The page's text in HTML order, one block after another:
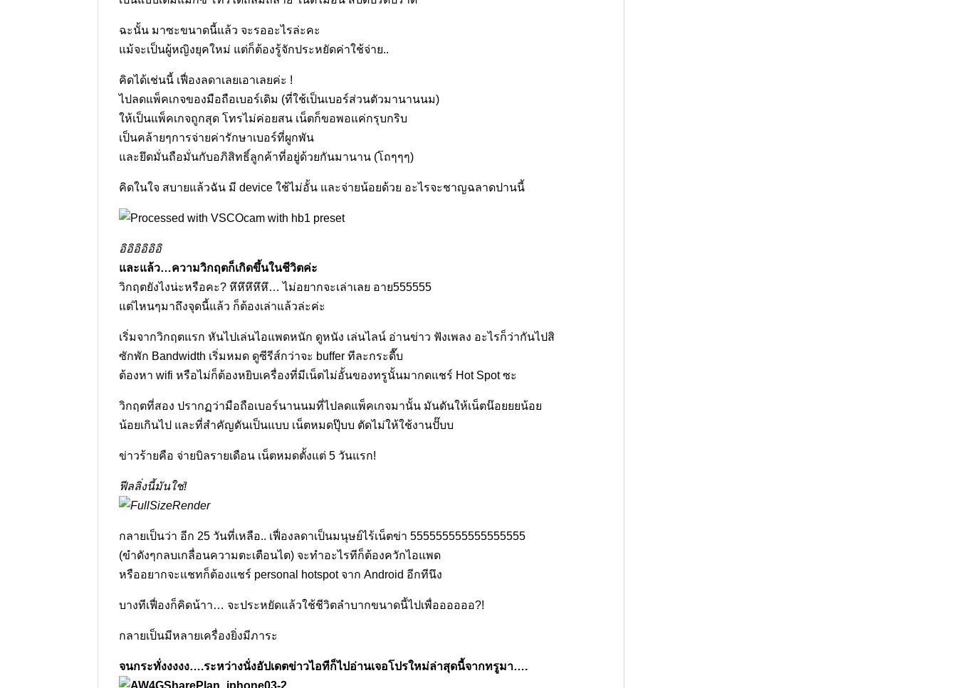
ฉะนั้น มาซะขนาดนี้แล้ว จะรออะไรล่ะคะ
แม้จะเป็นผู้หญิงยุคใหม่ แต่ก็ต้องรู้จักประหยัดค่าใช้จ่าย..
คิดได้เช่นนี้ เฟื่องลดาเลยเอาเลยค่ะ !
ไปลดแพ็คเกจของมือถือเบอร์เดิม (ที่ใช้เป็นเบอร์ส่วนตัวมานานนม)
ให้เป็นแพ็คเกจถูกสุด โทรไม่ค่อยสน เน็ตก็ขอพอแค่กรุบกริบ
เป็นคล้ายๆการจ่ายค่ารักษาเบอร์ที่ผูกพัน
และยึดมั่นถือมั่นกับอภิสิทธิ์ลูกค้าที่อยู่ด้วยกันมานาน (โถๆๆๆ)
คิดในใจ สบายแล้วฉัน มี device ใช้ไม่อั้น และจ่ายน้อยด้วย อะไรจะชาญฉลาดปานนี้
อิอิอิอิอิอิ
และแล้ว…ความวิกฤตก็เกิดขึ้นในชีวิตค่ะ
วิกฤตยังไงน่ะหรือคะ? หึหึหึหึหึ… ไม่อยากจะเล่าเลย อาย555555
แต่ไหนๆมาถึงจุดนี้แล้ว ก็ต้องเล่าแล้วล่ะค่ะ
เริ่มจากวิกฤตแรก หันไปเล่นไอแพดหนัก ดูหนัง เล่นไลน์ อ่านข่าว ฟังเพลง อะไรก็ว่ากันไปสิ
ซักพัก Bandwidth เริ่มหมด ดูซีรีส์กว่าจะ buffer ทีละกระดื๊บ
ต้องหา wifi หรือไม่ก็ต้องหยิบเครื่องที่มีเน็ตไม่อั้นของทรูนั้นมากดแชร์ Hot Spot ซะ
วิกฤตที่สอง ปรากฏว่ามือถือเบอร์นานนมที่ไปลดแพ็คเกจมานั้น มันดันให้เน็ตน๊อยยยน้อย
น้อยเกินไป และที่สำคัญดันเป็นแบบ เน็ตหมดปุ๊บบ ตัดไม่ให้ใช้งานปั๊บบ
ข่าวร้ายคือ จ่ายบิลรายเดือน เน็ตหมดตั้งแต่ 5 วันแรก!
ฟีลลิ่งนี้มันใช่!
กลายเป็นว่า อีก 25 วันที่เหลือ.. เฟื่องลดาเป็นมนุษย์ไร้เน็ตข่า 555555555555555555
(ขำดังๆกลบเกลื่อนความตะเตือนไต) จะทำอะไรทีก็ต้องควักไอแพด
หรืออยากจะแชทก็ต้องแชร์ personal hotspot จาก Android อีกทีนึง
บางทีเฟื่องก็คิดน้าา… จะประหยัดแล้วใช้ชีวิตลำบากขนาดนี้ไปเพื่ออออออ?!
กลายเป็นมีหลายเครื่องยิ่งมีภาระ
จนกระทั่งงงงง….ระหว่างนั่งอัปเดตข่าวไอทีก็ไปอ่านเจอโปรใหม่ล่าสุดนี้จากทรูมา….